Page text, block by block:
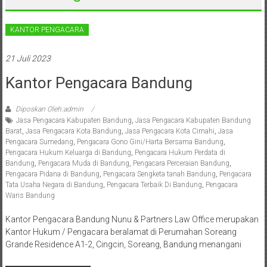
Bantul,
Wates,
Klaten,
Magelang,
Solo,
Semarang,
Jakarta,
Bali,
Surabaya,
KANTOR PENGACARA
21 Juli 2023
Kantor Pengacara Bandung
Diposkan Oleh:admin
Jasa Pengacara Kabupaten Bandung, Jasa Pengacara Kabupaten Bandung
Barat, Jasa Pengacara Kota Bandung, Jasa Pengacara Kota Cimahi, Jasa
Pengacara Sumedang, Pengacara Gono Gini/Harta Bersama Bandung,
Pengacara Hukum Keluarga di Bandung, Pengacara Hukum Perdata di
Bandung, Pengacara Muda di Bandung, Pengacara Perceraian Bandung,
Pengacara Pidana di Bandung, Pengacara Sengketa tanah Bandung, Pengacara
Tata Usaha Negara di Bandung, Pengacara Terbaik Di Bandung, Pengacara
Waris Bandung
Kantor Pengacara Bandung Nunu & Partners Law Office merupakan
Kantor Hukum / Pengacara beralamat di Perumahan Soreang
Grande Residence A1-2, Cingcin, Soreang, Bandung menangani